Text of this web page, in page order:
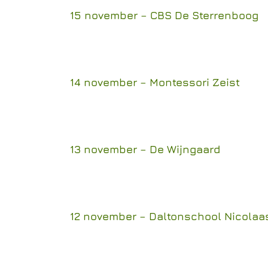
15 november – CBS De Sterrenboog
14 november – Montessori Zeist
13 november – De Wijngaard
12 november – Daltonschool